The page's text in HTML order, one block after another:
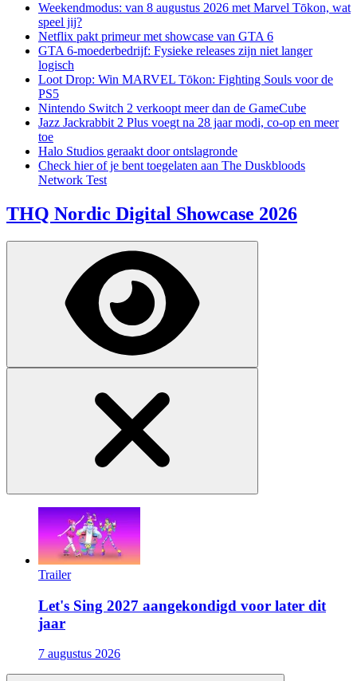
Weekendmodus: van 8 augustus 2026 met Marvel Tōkon, wat
speel jij?
Netflix pakt primeur met showcase van GTA 6
GTA 6-moederbedrijf: Fysieke releases zijn niet langer
logisch
Loot Drop: Win MARVEL Tōkon: Fighting Souls voor de
PS5
Nintendo Switch 2 verkoopt meer dan de GameCube
Jazz Jackrabbit 2 Plus voegt na 28 jaar modi, co-op en meer
toe
Halo Studios geraakt door ontslagronde
Check hier of je bent toegelaten aan The Duskbloods
Network Test
THQ Nordic Digital Showcase 2026
Trailer
Let's Sing 2027 aangekondigd voor later dit
jaar
7 augustus 2026